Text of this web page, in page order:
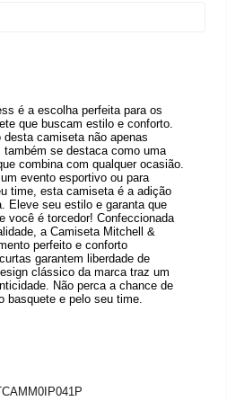
é a escolha perfeita para os
que buscam estilo e conforto.
camiseta não apenas
se destaca como uma
combina com qualquer ocasião.
evento esportivo ou para
time, esta camiseta é a adição
Eleve seu estilo e garanta que
você é torcedor! Confeccionada
a Camiseta Mitchell &
perfeito e conforto
garantem liberdade de
clássico da marca traz um
Não perca a chance de
basquete e pelo seu time.